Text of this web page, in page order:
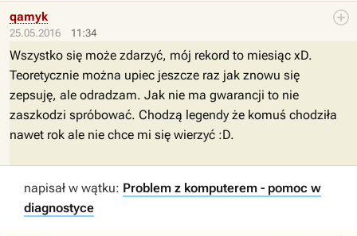
25.05.2016 11:34
qamyk
Wszystko się może zdarzyć, mój rekord to miesiąc xD.
Teoretycznie można upiec jeszcze raz jak znowu się
zepsuję, ale odradzam. Jak nie ma gwarancji to nie
zaszkodzi spróbować. Chodzą legendy że komuś chodziła
nawet rok ale nie chce mi się wierzyć :D.
napisał w wątku: Problem z komputerem - pomoc w
diagnostyce